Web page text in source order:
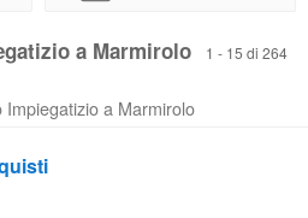
a Marmirolo 1 - 15 di 264
a Marmirolo